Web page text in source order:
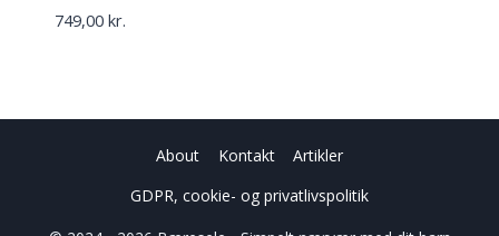
749,00 kr.
About Kontakt
Artikler
GDPR, cookie- og privatlivspolitik